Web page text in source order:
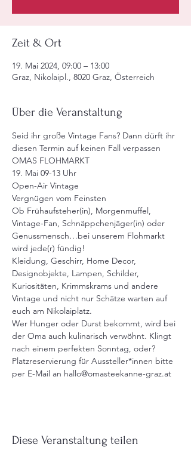
Zeit & Ort
19. Mai 2024, 09:00 – 13:00
Graz, Nikolaipl., 8020 Graz, Österreich
Über die Veranstaltung
Seid ihr große Vintage Fans? Dann dürft ihr
diesen Termin auf keinen Fall verpassen
OMAS FLOHMARKT
19. Mai 09-13 Uhr
Open-Air Vintage
Vergnügen vom Feinsten
Ob Frühaufsteher(in), Morgenmuffel,
Vintage-Fan, Schnäppchenjäger(in) oder
Genussmensch…bei unserem Flohmarkt
wird jede(r) fündig!
Kleidung, Geschirr, Home Decor,
Designobjekte, Lampen, Schilder,
Kuriositäten, Krimmskrams und andere
Vintage und nicht nur Schätze warten auf
euch am Nikolaiplatz.
Wer Hunger oder Durst bekommt, wird bei
der Oma auch kulinarisch verwöhnt. Klingt
nach einem perfekten Sonntag, oder?
Platzreservierung für Aussteller*innen bitte
per E-Mail an hallo@omasteekanne-graz.at
Diese Veranstaltung teilen